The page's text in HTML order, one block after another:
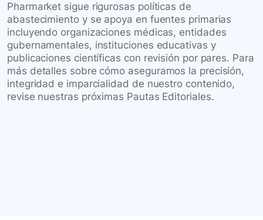
Pharmarket sigue rigurosas políticas de
abastecimiento y se apoya en fuentes primarias
incluyendo organizaciones médicas, entidades
gubernamentales, instituciones educativas y
publicaciones científicas con revisión por pares. Para
más detalles sobre cómo aseguramos la precisión,
integridad e imparcialidad de nuestro contenido,
revise nuestras próximas Pautas Editoriales.